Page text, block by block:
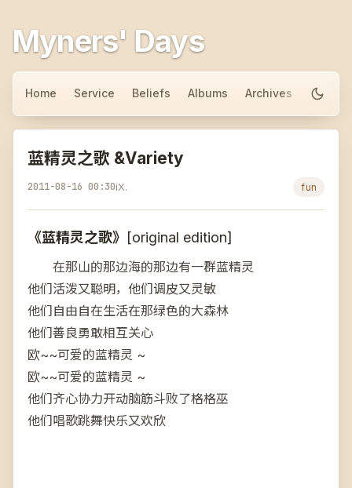
Myners' Days
Home Service Beliefs Albums Archives About
蓝精灵之歌 &Variety
2011-08-16 00:30iX. fun
《蓝精灵之歌》 [original edition]
在那山的那边海的那边有一群蓝精灵
他们活泼又聪明，他们调皮又灵敏
他们自由自在生活在那绿色的大森林
他们善良勇敢相互关心
欧~~可爱的蓝精灵 ~
欧~~可爱的蓝精灵 ~
他们齐心协力开动脑筋斗败了格格巫
他们唱歌跳舞快乐又欢欣